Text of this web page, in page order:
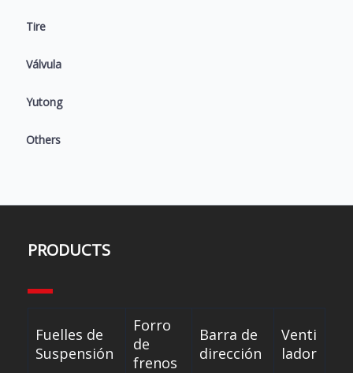
Tire
Válvula
Yutong
Others
PRODUCTS
Fuelles de
Suspensión
Forro
de
frenos
Barra de
dirección
Venti
lador